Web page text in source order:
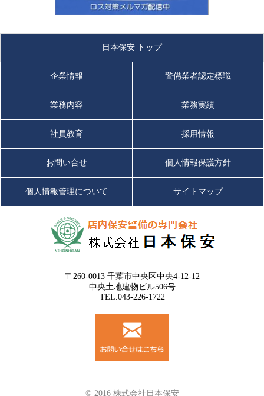
日本保安 トップ
企業情報 警備業者認定標識
業務内容 業務実績
社員教育 採用情報
お問い合せ 個人情報保護方針
個人情報管理について サイトマップ
〒260-0013 千葉市中央区中央4-12-12
中央土地建物ビル506号
TEL.043-226-1722
© 2016 株式会社日本保安